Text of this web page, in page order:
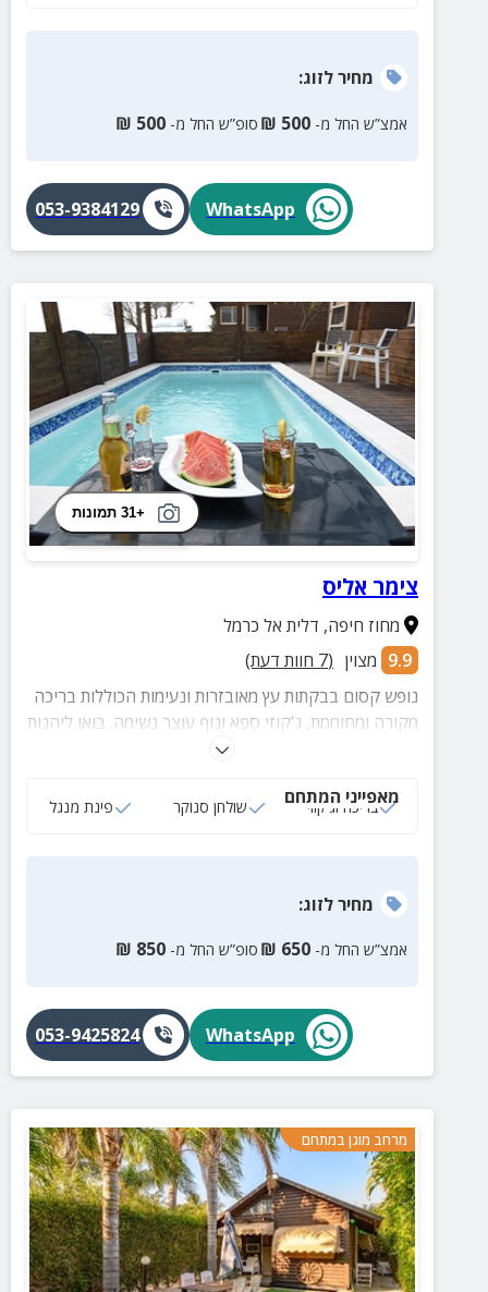
מחירלזוג:
אמצ”ש החל מ- 500
₪ סופ”ש החל מ- 500
₪
WhatsApp
053-9384129
+31 תמונות
צימר אליס
מחוז חיפה, דלית אל כרמל
9.9 מצוין (
7 חוות דעת)
נופש קסום בבקתות עץ מאובזרות ונעימות הכוללות בריכה
מקורה ומחוממת, ג'קוזי ספא ונוף עוצר נשימה. בואו ליהנות
מארוחת בוקר דרוזית עשירה ואטרקציות מהנות בקרבת
מאפייני המתחם
בריכה וג'קוזי שולחן סנוקר פינת מנגל
מחירלזוג:
אמצ”ש החל מ- 650
₪ סופ”ש החל מ- 850
₪
WhatsApp
053-9425824
מרחב מוגן במתחם